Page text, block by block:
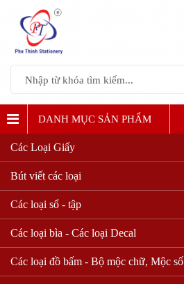
DANH MỤC SẢN PHẨM
Các Loại Giấy
Bút viết các loại
Các loại sổ - tập
Các loại bìa - Các loại Decal
Các loại đồ bấm - Bộ mộc chữ, Mộc số